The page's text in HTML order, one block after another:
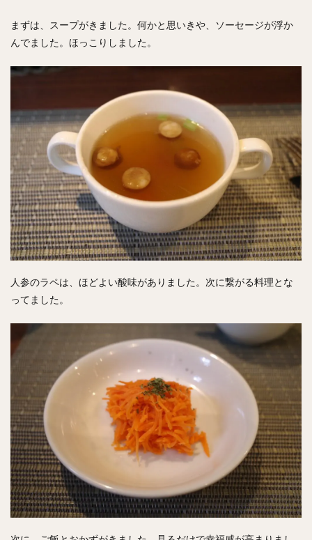
まずは、スープがきました。何かと思いきや、ソーセージが浮か
んでました。ほっこりしました。
人参のラペは、ほどよい酸味がありました。次に繋がる料理とな
ってました。